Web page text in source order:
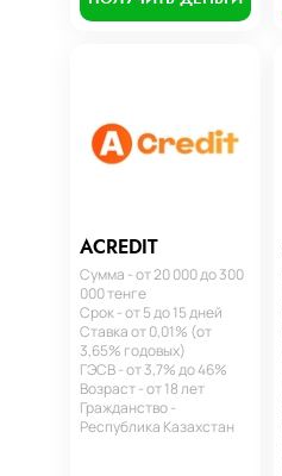
ACREDIT
Сумма - от 20 000 до 300
000 тенге
Срок - от 5 до 15 дней
Ставка от 0,01% (от
3,65% годовых)
ГЭСВ - от 3,7% до 46%
Возраст - от 18 лет
Гражданство -
Республика Казахстан